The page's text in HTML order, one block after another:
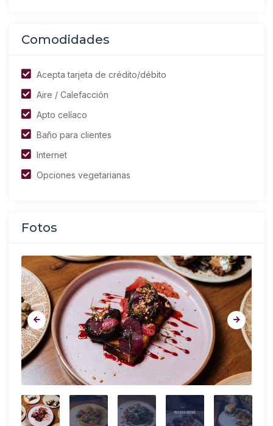
Comodidades
Acepta tarjeta de crédito/débito
Aire / Calefacción
Apto celíaco
Baño para clientes
Internet
Opciones vegetarianas
Fotos